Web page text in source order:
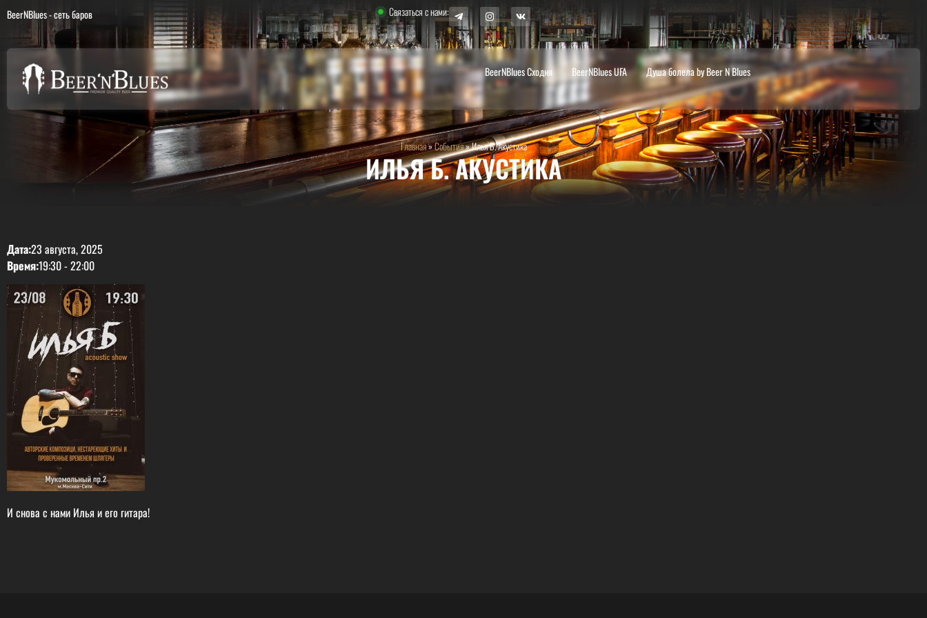
BeerNBlues - сеть баров Связаться с нами:
BeerNBlues Сходня BeerNBlues UFA Душа болела by Beer N Blues
Главная»События»Илья Б. Акустика
ИЛЬЯ Б. АКУСТИКА
Дата:23 августа, 2025
Время:19:30-22:00
И снова с нами Илья и его гитара!